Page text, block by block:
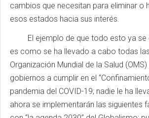
cambios que necesitan para eliminar o
esos estados hacia sus interés.
El ejemplo de que todo esto ya se
es como se ha llevado a cabo todas
Organización Mundial de la Salud
gobiernos a cumplir en el
pandemia del COVID-19; nadie le ha
ahora se implementarán las siguientes